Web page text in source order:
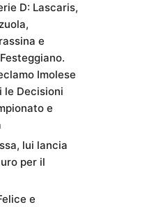
D: Lascaris,
e
Imolese
le Decisioni
e
lui lancia
per il
e